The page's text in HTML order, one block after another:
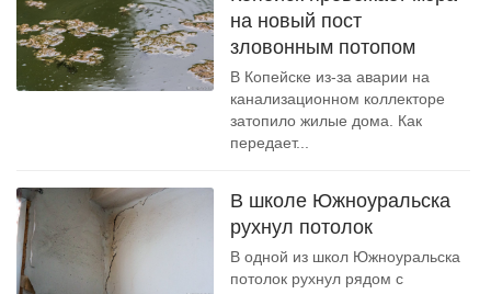
на новый пост
зловонным потопом
В Копейске из-за аварии на
канализационном коллекторе
затопило жилые дома. Как
передает...
В школе Южноуральска
рухнул потолок
В одной из школ Южноуральска
потолок рухнул рядом с